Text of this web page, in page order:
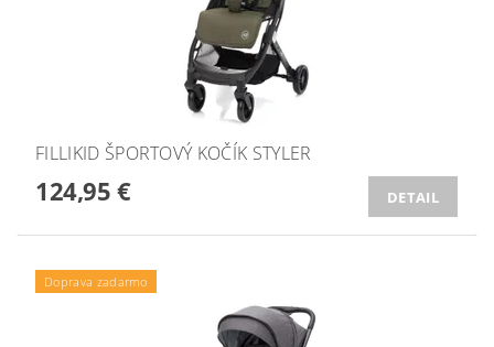
FILLIKID ŠPORTOVÝ KOČÍK STYLER
124,95 € DETAIL
Doprava zadarmo